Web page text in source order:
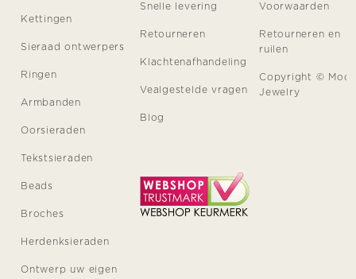
Kettingen
Sieraad ontwerpers
Ringen
Armbanden
Oorsieraden
Tekstsieraden
Beads
Broches
Herdenksieraden
Ontwerp uw eigen
Snelle levering
Retourneren
Klachtenafhandeling
Vealgestelde vragen
Blog
Voorwaarden
Retourneren en
ruilen
Copyright ©
Jewelry